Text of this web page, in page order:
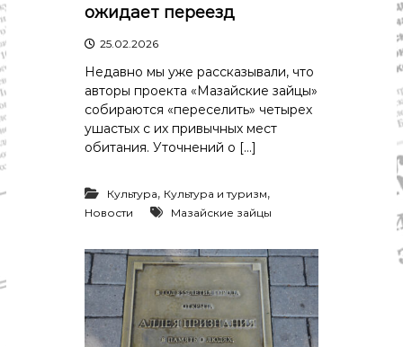
р
д
а
"
К
р
о
м
ы
и
с
т
м
к
о
й
о
ожидает переезд
25.02.2026
Недавно мы уже рассказывали, что
авторы проекта «Мазайские зайцы»
собираются «переселить» четырех
ушастых с их привычных мест
обитания. Уточнений о […]
Культура, Культура и туризм,
Новости Мазайские зайцы